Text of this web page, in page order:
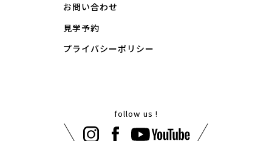
お問い合わせ
見学予約
プライバシーポリシー
follow us !